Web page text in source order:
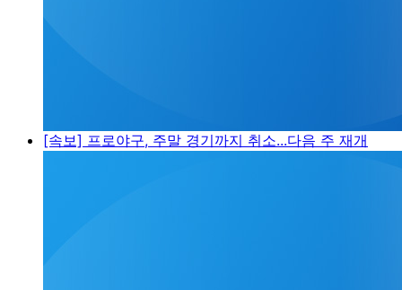
[속보] 프로야구, 주말 경기까지 취소...다음 주 재개